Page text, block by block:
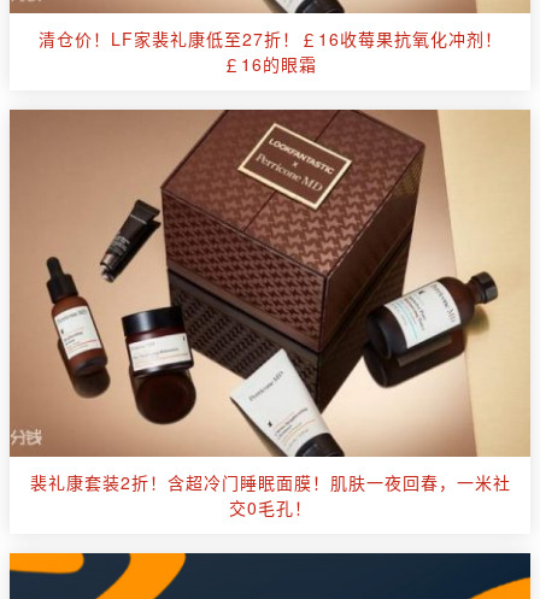
清仓价！LF家裴礼康低至27折！￡16收莓果抗氧化冲剂！
￡16的眼霜
裴礼康套装2折！含超冷门睡眠面膜！肌肤一夜回春，一米社
交0毛孔！